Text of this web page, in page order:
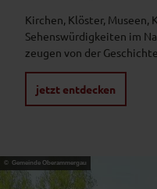
Kirchen, Klöster,
Sehenswürdigkeiten im
zeugen von der
jetzt entdecken
© Gemeinde Oberammergau